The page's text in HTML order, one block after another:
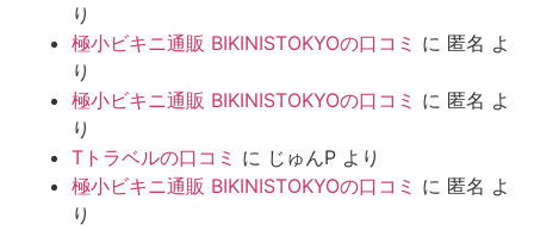
り
極小ビキニ通販 BIKINISTOKYOの口コミ に 匿名 よ
り
極小ビキニ通販 BIKINISTOKYOの口コミ に 匿名 よ
り
Tトラベルの口コミ に じゅんP より
極小ビキニ通販 BIKINISTOKYOの口コミ に 匿名 よ
り